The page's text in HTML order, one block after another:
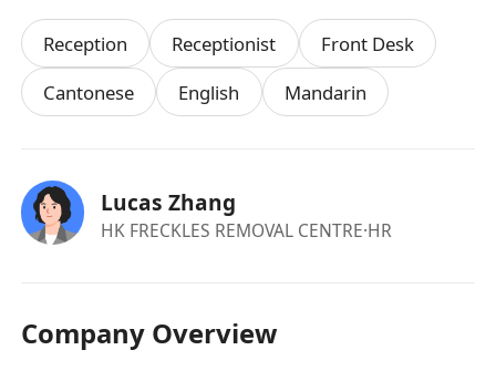
Reception Receptionist
Front Desk
Cantonese
English Mandarin
Lucas Zhang
HK FRECKLES REMOVAL CENTRE·HR
Company Overview